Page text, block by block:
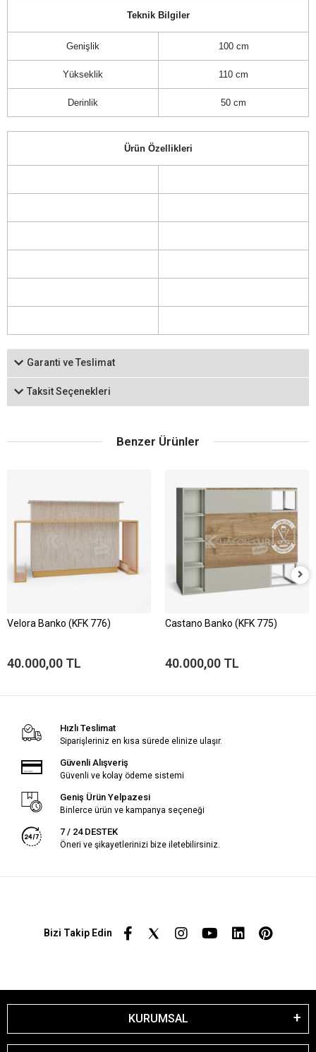
Teknik Bilgiler
Genişlik 100 cm
Yükseklik 110 cm
Derinlik 50 cm
Ürün Özellikleri
Garanti ve Teslimat
Taksit Seçenekleri
Benzer Ürünler
Velora Banko (KFK 776)
40.000,00 TL
Castano Banko (KFK 775)
40.000,00 TL
Hızlı Teslimat
Siparişleriniz en kısa sürede elinize ulaşır.
Güvenli Alışveriş
Güvenli ve kolay ödeme sistemi
Geniş Ürün Yelpazesi
Binlerce ürün ve kampanya seçeneği
7 / 24 DESTEK
Öneri ve şikayetlerinizi bize iletebilirsiniz.
Bizi Takip Edin
KURUMSAL